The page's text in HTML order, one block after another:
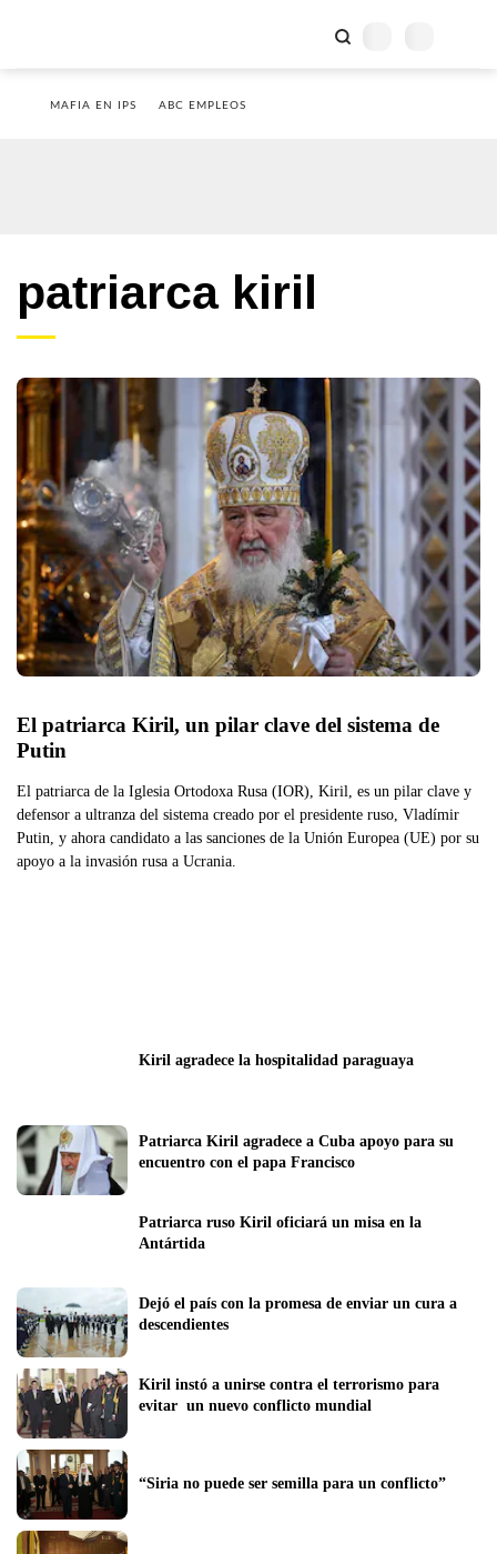
MAFIA EN IPS ABC EMPLEOS
patriarca kiril
El patriarca Kiril, un pilar clave del sistema de
Putin
El patriarca de la Iglesia Ortodoxa Rusa (IOR), Kiril, es un pilar clave y
defensor a ultranza del sistema creado por el presidente ruso, Vladímir
Putin, y ahora candidato a las sanciones de la Unión Europea (UE) por su
apoyo a la invasión rusa a Ucrania.
Kiril agradece la hospitalidad paraguaya
Patriarca Kiril agradece a Cuba apoyo para su
encuentro con el papa Francisco
Patriarca ruso Kiril oficiará un misa en la
Antártida
Dejó el país con la promesa de enviar un cura a
descendientes
Kiril instó a unirse contra el terrorismo para
evitar  un nuevo conflicto mundial
“Siria no puede ser semilla para un conflicto”